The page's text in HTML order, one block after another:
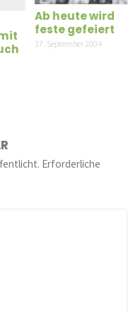
Ab heute wird
feste gefeiert
17. September 2004
Erforderliche